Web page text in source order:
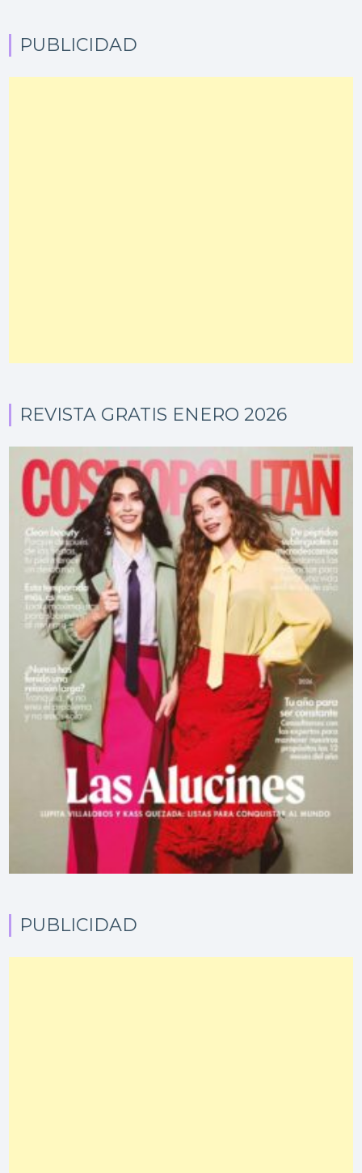
PUBLICIDAD
REVISTA GRATIS ENERO 2026
PUBLICIDAD